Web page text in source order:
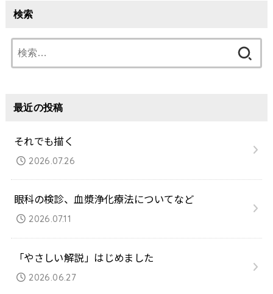
検索
索:
最近の投稿
それでも描く
2026.07.26
眼科の検診、血漿浄化療法についてなど
2026.07.11
「やさしい解説」はじめました
2026.06.27